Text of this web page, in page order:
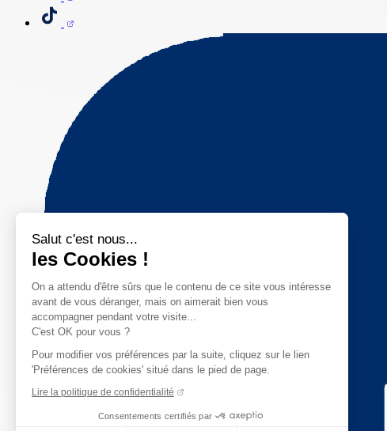
Salut c'est nous...
les Cookies !
On a attendu d'être sûrs que le contenu de ce site vous intéresse
avant de vous déranger, mais on aimerait bien vous
accompagner pendant votre visite...
C'est OK pour vous ?
Pour modifier vos préférences par la suite, cliquez sur le lien
'Préférences de cookies' situé dans le pied de page.
Lire la politique de confidentialité
Consentements certifiés par